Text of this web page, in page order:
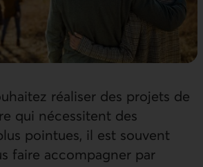
réaliser des projets de
qui nécessitent des
pointues, il est souvent
faire accompagner par